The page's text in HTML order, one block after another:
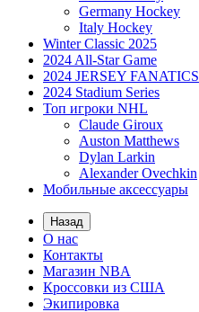
Germany Hockey
Italy Hockey
Winter Classic 2025
2024 All-Star Game
2024 JERSEY FANATICS
2024 Stadium Series
Топ игроки NHL
Claude Giroux
Auston Matthews
Dylan Larkin
Alexander Ovechkin
Мобильные аксессуары
Назад
О нас
Контакты
Магазин NBA
Кроссовки из США
Экипировка